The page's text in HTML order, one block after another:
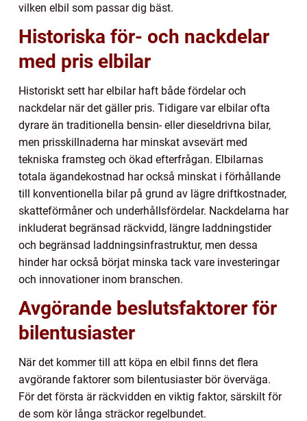
vilken elbil som passar dig bäst.
Historiska för- och nackdelar
med pris elbilar
Historiskt sett har elbilar haft både fördelar och
nackdelar när det gäller pris. Tidigare var elbilar ofta
dyrare än traditionella bensin- eller dieseldrivna bilar,
men prisskillnaderna har minskat avsevärt med
tekniska framsteg och ökad efterfrågan. Elbilarnas
totala ägandekostnad har också minskat i förhållande
till konventionella bilar på grund av lägre driftkostnader,
skatteförmåner och underhållsfördelar. Nackdelarna har
inkluderat begränsad räckvidd, längre laddningstider
och begränsad laddningsinfrastruktur, men dessa
hinder har också börjat minska tack vare investeringar
och innovationer inom branschen.
Avgörande beslutsfaktorer för
bilentusiaster
När det kommer till att köpa en elbil finns det flera
avgörande faktorer som bilentusiaster bör överväga.
För det första är räckvidden en viktig faktor, särskilt för
de som kör långa sträckor regelbundet.